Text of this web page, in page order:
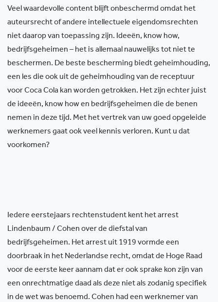
Veel waardevolle content blijft onbeschermd omdat het
auteursrecht of andere intellectuele eigendomsrechten
niet daarop van toepassing zijn. Ideeën, know how,
bedrijfsgeheimen – het is allemaal nauwelijks tot niet te
beschermen. De beste bescherming biedt geheimhouding,
een les die ook uit de geheimhouding van de receptuur
voor Coca Cola kan worden getrokken. Het zijn echter juist
de ideeën, know how en bedrijfsgeheimen die de benen
nemen in deze tijd. Met het vertrek van uw goed opgeleide
werknemers gaat ook veel kennis verloren. Kunt u dat
voorkomen?
Iedere eerstejaars rechtenstudent kent het arrest
Lindenbaum / Cohen over de diefstal van
bedrijfsgeheimen. Het arrest uit 1919 vormde een
doorbraak in het Nederlandse recht, omdat de Hoge Raad
voor de eerste keer aannam dat er ook sprake kon zijn van
een onrechtmatige daad als deze niet als zodanig specifiek
in de wet was benoemd. Cohen had een werknemer van